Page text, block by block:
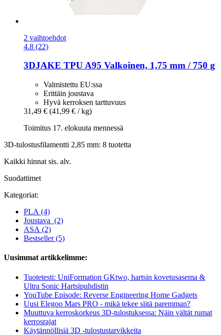
2 vaihtoehdot
4.8 (22)
3DJAKE TPU A95 Valkoinen, 1,75 mm / 750 g
Valmistettu EU:ssa
Erittäin joustava
Hyvä kerroksen tarttuvuus
31,49 € (41,99 € / kg)
Toimitus 17. elokuuta mennessä
3D-tulostusfilamentti 2,85 mm: 8 tuotetta
Kaikki hinnat sis. alv.
Suodattimet
Kategoriat:
PLA (4)
Joustava (2)
ASA (2)
Bestseller(5)
Uusimmat artikkelimme:
Tuotetesti: UniFormation GKtwo, hartsin kovetusasema &
Ultra Sonic Hartsipuhdistin
YouTube Episode: Reverse Engineering Home Gadgets
Uusi Elegoo Mars PRO - mikä tekee siitä paremman?
Muuttuva kerroskorkeus 3D-tulostuksessa: Näin vältät rumat
kerrosrajat
Käytännöllisiä 3D -tulostustarvikkeita